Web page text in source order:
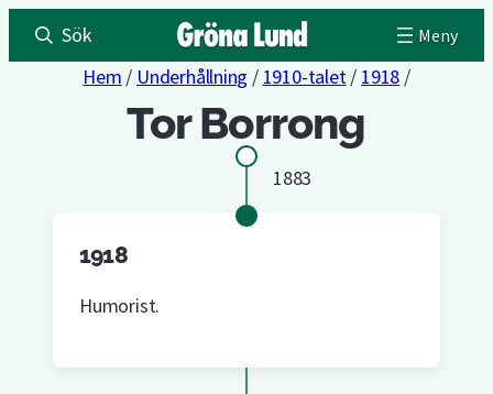
Sök
Hem / Underhållning / 1910-talet/ 1918 /
Tor Borrong
1883
1918
Humorist.